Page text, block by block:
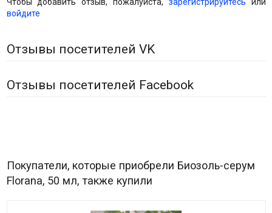
войдите
Отзывы посетителей VK
Отзывы посетителей Facebook
Покупатели, которые приобрели Биозоль-серум
Florana, 50 мл, также купили